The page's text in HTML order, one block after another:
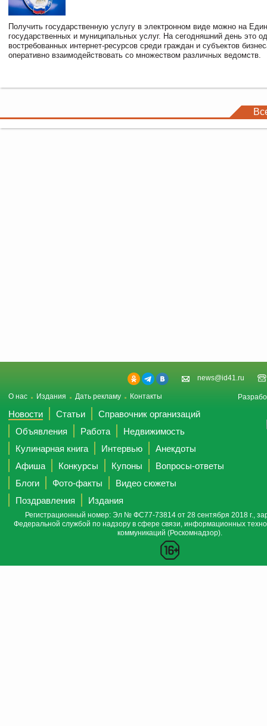
Получить государственную услугу в электронном виде можно на
государственных и муниципальных услуг. На сегодняшний день это
востребованных интернет-ресурсов среди граждан и субъектов
оперативно взаимодействовать со множеством различных ведомств.
news@id41.ru
О нас Издания Дать рекламу Контакты
Новости Статьи
Справочник организаций
Объявления
Работа
Недвижимость
Кулинарная книга
Интервью
Анекдоты
Афиша
Конкурсы Купоны
Вопросы-ответы
Блоги
Фото-факты
Видео сюжеты
Поздравления
Издания
Регистрационный номер: Эл № ФС77-73814 от 28 сентября 2018 г.,
Федеральной службой по надзору в сфере связи, информационных
коммуникаций (Роскомнадзор).